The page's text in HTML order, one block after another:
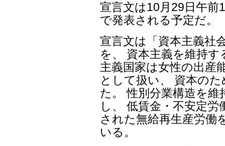
宣言文は10月29日午前
で発表される予定だ。
宣言文は「資本主義社
を、 資本主義を維持
主義国家は女性の出産
として扱い、 資本の
た。 性別分業構造を
し、 低賃金・不安定
された無給再生産労働
いる。